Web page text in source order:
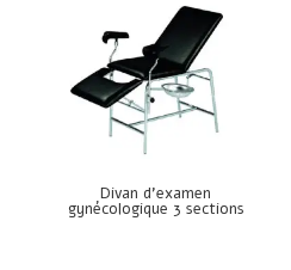
Divan d’examen
gynécologique 3 sections